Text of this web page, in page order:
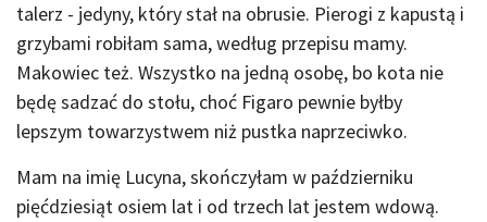
talerz - jedyny, który stał na obrusie. Pierogi z kapustą i
grzybami robiłam sama, według przepisu mamy.
Makowiec też. Wszystko na jedną osobę, bo kota nie
będę sadzać do stołu, choć Figaro pewnie byłby
lepszym towarzystwem niż pustka naprzeciwko.
Mam na imię Lucyna, skończyłam w październiku
pięćdziesiąt osiem lat i od trzech lat jestem wdową.